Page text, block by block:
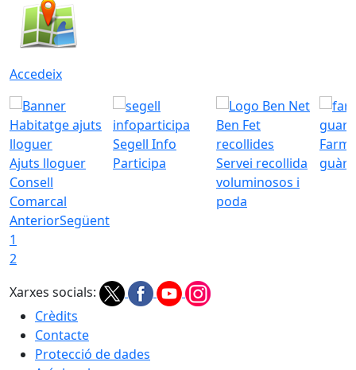
Accedeix
Ajuts lloguer
Consell
Comarcal
Segell Info
Participa
Servei recollida
voluminosos i
poda
AnteriorSegüent
1
2
Xarxes socials:
Crèdits
Contacte
Protecció de dades